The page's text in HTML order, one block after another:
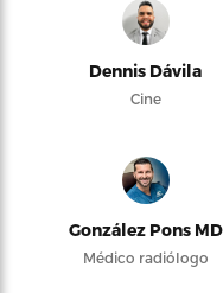
Dennis Dávila
Cine
González Pons MD
Médico radiólogo